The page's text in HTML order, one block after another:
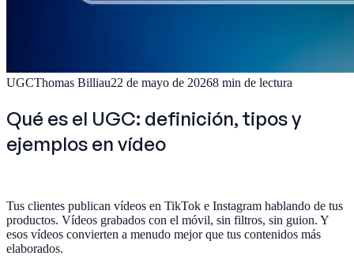
UGCThomas Billiau22 de mayo de 20268 min de lectura
Qué es el UGC: definición, tipos y
ejemplos en vídeo
Tus clientes publican vídeos en TikTok e Instagram hablando de tus
productos. Vídeos grabados con el móvil, sin filtros, sin guion. Y
esos vídeos convierten a menudo mejor que tus contenidos más
elaborados.